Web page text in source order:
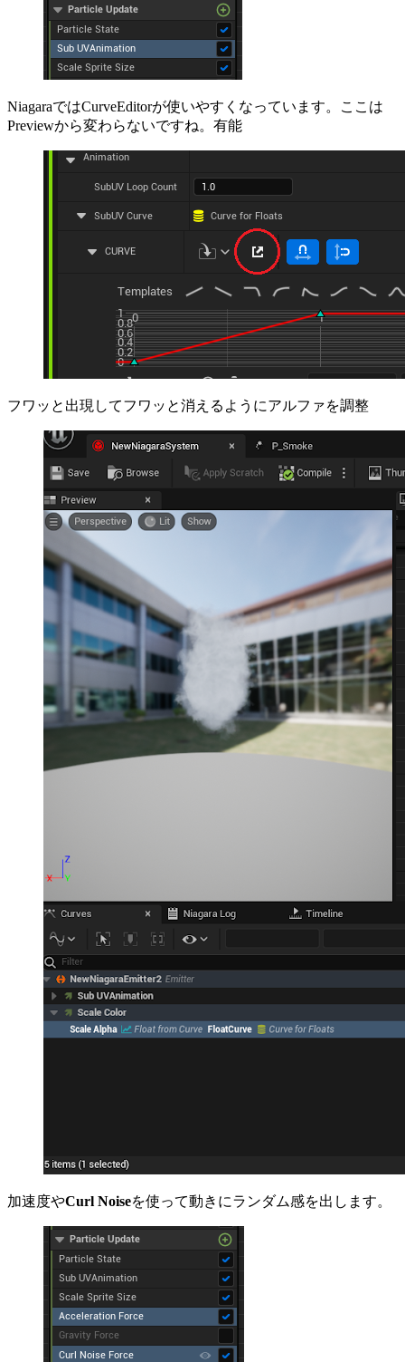
NiagaraではCurveEditorが使いやすくなっています。ここは
Previewから変わらないですね。有能
フワッと出現してフワッと消えるようにアルファを調整
加速度やCurl Noiseを使って動きにランダム感を出します。